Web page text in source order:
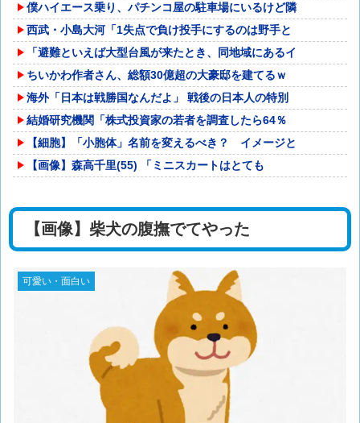
僕ハイエース乗り、パチンコ屋の駐車場にいるけど隣
西武・小島大河「1失点で負け投手にするのは野手と
「避難といえば大型台風が来たとき、同地域にあるイ
ちいかわ作者さん、総額30億超の大豪邸を建てるｗ
海外「日本は戦勝国なんだよ」 戦後の日本人の特別
結婚研究機関「株式投資家の若者を調査したら64％
【細胞】「小胞体」名前を変えるべき？ イメージと
【画像】森高千里(55) 「ミニスカートはとても
【画像】柴犬の腹撫でてやった
可愛い・面白い